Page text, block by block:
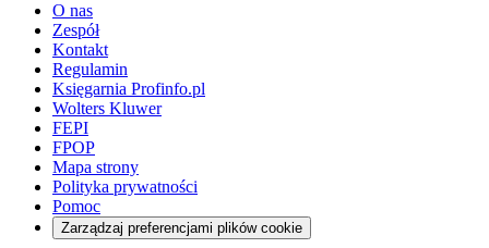
O nas
Zespół
Kontakt
Regulamin
Księgarnia Profinfo.pl
Wolters Kluwer
FEPI
FPOP
Mapa strony
Polityka prywatności
Pomoc
Zarządzaj preferencjami plików cookie